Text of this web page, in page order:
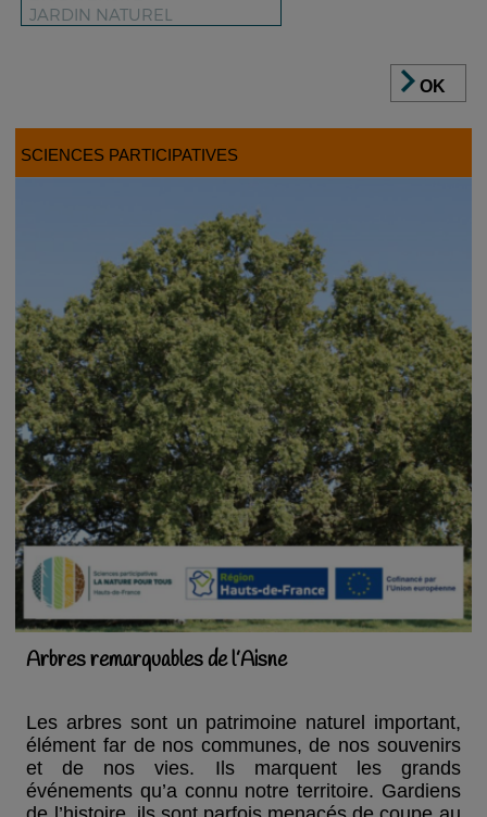
OK
SCIENCES PARTICIPATIVES
Arbres remarquables de l’Aisne
Les arbres sont un patrimoine naturel important,
élément far de nos communes, de nos souvenirs
et de nos vies. Ils marquent les grands
événements qu’a connu notre territoire. Gardiens